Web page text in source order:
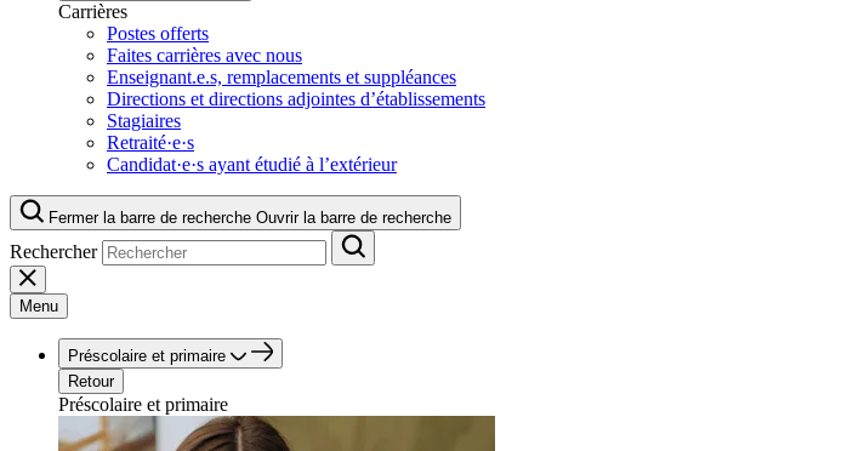
Carrières
Postes offerts
Faites carrières avec nous
Enseignant.e.s, remplacements et suppléances
Directions et directions adjointes d’établissements
Stagiaires
Retraité·e·s
Candidat·e·s ayant étudié à l’extérieur
Fermer la barre de recherche Ouvrir la barre de recherche
Rechercher
Menu
Préscolaire et primaire
Retour
Préscolaire et primaire